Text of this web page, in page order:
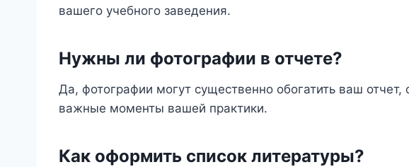
вашего учебного заведения.
Нужны ли фотографии в отчете?
Да, фотографии могут существенно обогатить ваш
важные моменты вашей практики.
Как оформить список литературы?